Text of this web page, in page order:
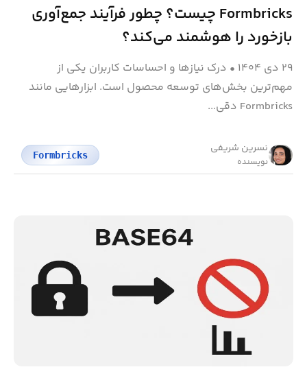
Formbricks چیست؟ چطور فرآیند جمع‌آوری
بازخورد را هوشمند می‌کند؟
۲۹ دی ۱۴۰۴ • درک نیازها و احساسات کاربران یکی از
مهم‌ترین بخش‌های توسعه محصول است. ابزارهایی مانند
Formbricks دقی...
نسرین شریفی
نویسنده
Formbricks